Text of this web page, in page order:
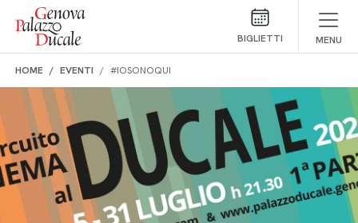
Salta al contenuto
BIGLIETTI MENU
HOME EVENTI #IOSONOQUI